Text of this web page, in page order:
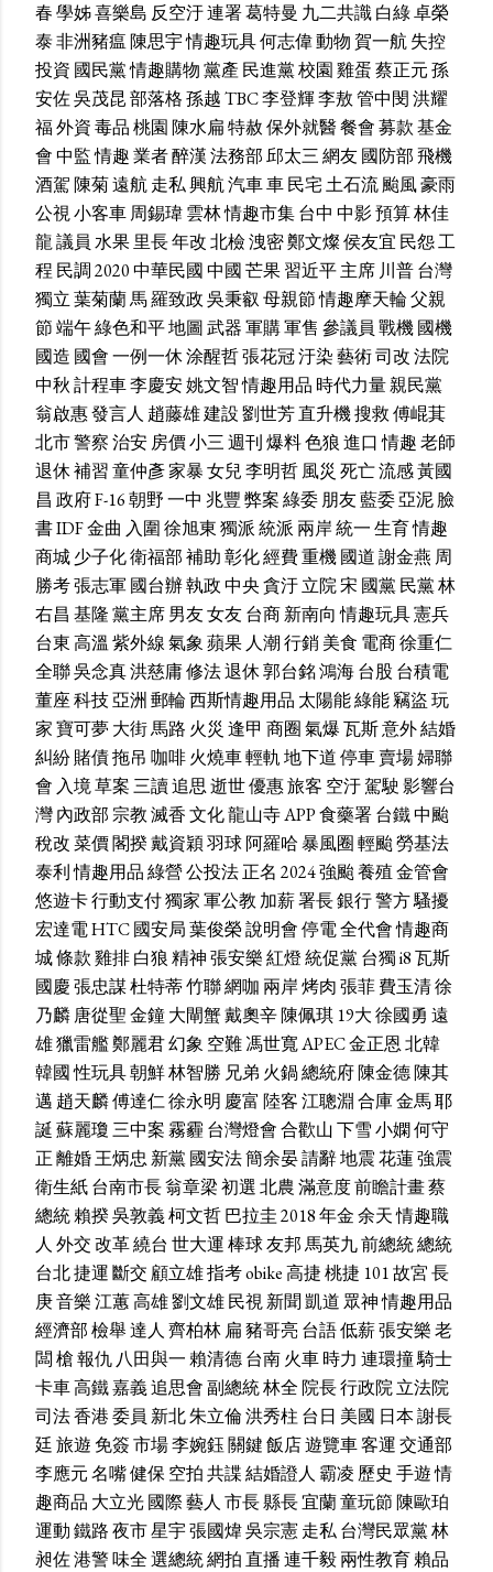
春學姊喜樂島 反空汙連署葛特曼 九二共識白綠卓榮
泰非洲豬瘟陳思宇情趣玩具何志偉動物賀一航失控
投資 國民黨情趣購物黨產 民進黨校園雞蛋蔡正元孫
安佐吳茂昆部落格孫越TBC李登輝李敖管中閔洪耀
福外資毒品桃園陳水扁特赦保外就醫餐會募款基金
會中監情趣業者醉漢法務部邱太三網友國防部飛機
酒駕陳菊遠航走私興航汽車車民宅土石流颱風豪雨
公視小客車周錫瑋雲林情趣市集台中 中影預算林佳
龍議員 水果里長年改北檢洩密鄭文燦侯友宜 民怨工
程 民調2020中華民國中國芒果習近平主席 川普台灣
獨立葉菊蘭馬羅致政吳秉叡母親節情趣摩天輪父親
節端午綠色和平地圖武器軍購軍售 參議員 戰機國機
國造 國會一例一休涂醒哲張花冠汙染藝術司改法院
中秋計程車李慶安姚文智情趣用品 時代力量親民黨
翁啟惠發言人 趙藤雄建設劉世芳直升機搜救傅崐萁
北市警察治安房價小三週刊爆料色狼進口 情趣老師
退休補習童仲彥家暴女兒李明哲風災 死亡流感黃國
昌 政府F-16朝野一中 兆豐弊案綠委朋友藍委亞泥臉
書IDF金曲 入圍徐旭東獨派統派 兩岸統一生育情趣
商城少子化衛福部補助彰化經費重機國道謝金燕 周
勝考張志軍國台辦執政中央貪汙立院宋 國黨民黨林
右昌 基隆黨主席男友女友台商新南向 情趣玩具憲兵
台東高溫 紫外線氣象蘋果 人潮行銷美食 電商徐重仁
全聯吳念真洪慈庸修法退休郭台銘鴻海台股 台積電
董座科技亞洲郵輪西斯情趣用品 太陽能綠能竊盜玩
家寶可夢大街馬路 火災 逢甲 商圈氣爆瓦斯意外結婚
糾紛賭債拖吊 咖啡火燒車輕軌地下道停車賣場婦聯
會 入境草案三讀追思逝世優惠旅客 空汙駕駛影響台
灣內政部宗教滅香文化龍山寺APP食藥署台鐵中颱
稅改菜價閣揆戴資穎羽球阿羅哈暴風圈輕颱勞基法
泰利情趣用品綠營公投法正名 2024強颱養殖金管會
悠遊卡行動支付獨家軍公教 加薪署長銀行警方騷擾
宏達電HTC國安局葉俊榮說明會停電全代會情趣商
城條款雞排白狼精神張安樂紅燈統促黨台獨i8瓦斯
國慶張忠謀杜特蒂竹聯網咖 兩岸烤肉張菲費玉清徐
乃麟唐從聖金鐘大閘蟹戴奧辛陳佩琪 19大徐國勇 遠
雄獵雷艦鄭麗君幻象 空難馮世寬APEC金正恩北韓
韓國性玩具朝鮮林智勝 兄弟 火鍋總統府陳金德陳其
邁 趙天麟傅達仁徐永明 慶富 陸客江聰淵合庫金馬耶
誕蘇麗瓊三中案霧霾 台灣燈會合歡山下雪小嫻何守
正離婚王炳忠 新黨國安法簡余晏請辭地震花蓮強震
衛生紙台南市長翁章梁初選北農滿意度前瞻計畫蔡
總統賴揆吳敦義柯文哲巴拉圭2018年金余天情趣職
人 外交改革繞台 世大運棒球友邦馬英九前總統總統
台北捷運斷交 顧立雄指考obike高捷桃捷 101故宮長
庚音樂江蕙高雄劉文雄民視新聞凱道 眾神情趣用品
經濟部檢舉達人 齊柏林 扁豬哥亮台語低薪張安樂老
闆槍報仇 八田與一賴清德台南火車時力 連環撞騎士
卡車高鐵嘉義追思會副總統林全院長行政院立法院
司法香港委員 新北朱立倫洪秀柱 台日 美國 日本謝長
廷旅遊 免簽市場李婉鈺關鍵飯店遊覽車客運交通部
李應元名嘴健保空拍共諜結婚證人 霸凌 歷史 手遊情
趣商品 大立光國際藝人 市長縣長宜蘭童玩節陳歐珀
運動鐵路夜市星宇張國煒吳宗憲走私台灣民眾黨林
昶佐港警味全選總統網拍直播連千毅兩性教育賴品